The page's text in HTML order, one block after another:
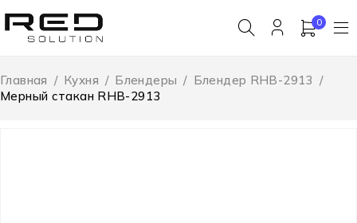
0
Главная / Кухня / Блендеры / Блендер RHB-2913 /
Мерный стакан RHB-2913